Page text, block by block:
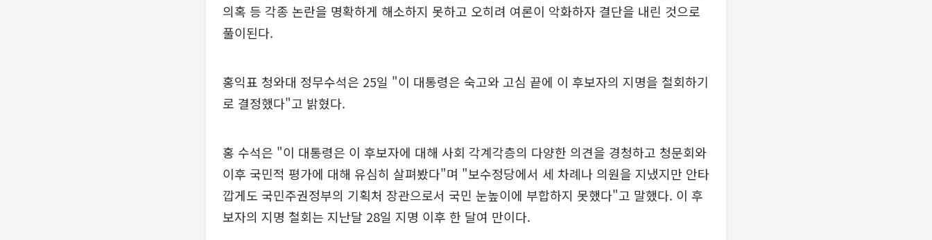
의혹 등 각종 논란을 명확하게 해소하지 못하고 오히려 여론이 악화하자 결단을 내린 것으로
풀이된다.
홍익표 청와대 정무수석은 25일 "이 대통령은 숙고와 고심 끝에 이 후보자의 지명을 철회하기
로 결정했다"고 밝혔다.
홍 수석은 "이 대통령은 이 후보자에 대해 사회 각계각층의 다양한 의견을 경청하고 청문회와
이후 국민적 평가에 대해 유심히 살펴봤다"며 "보수정당에서 세 차례나 의원을 지냈지만 안타
깝게도 국민주권정부의 기획처 장관으로서 국민 눈높이에 부합하지 못했다"고 말했다. 이 후
보자의 지명 철회는 지난달 28일 지명 이후 한 달여 만이다.